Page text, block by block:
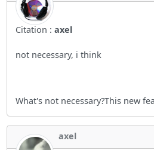
Citation :axel
not necessary, i think
What's not necessary?This new
axel